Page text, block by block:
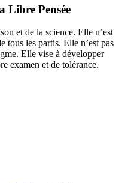
Libre Pensée
et de la science. Elle n’est
tous les partis. Elle n’est pas
Elle vise à développer
examen et de tolérance.